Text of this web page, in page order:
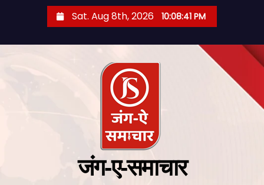
Sat. Aug 8th, 2026 10:08:42 PM
जंग-ए-समाचार